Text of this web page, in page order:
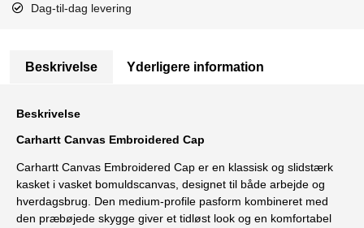
Dag-til-dag levering
Beskrivelse Yderligere information
Beskrivelse
Carhartt Canvas Embroidered Cap
Carhartt Canvas Embroidered Cap er en klassisk og slidstærk
kasket i vasket bomuldscanvas, designet til både arbejde og
hverdagsbrug. Den medium-profile pasform kombineret med
den præbøjede skygge giver et tidløst look og en komfortabel